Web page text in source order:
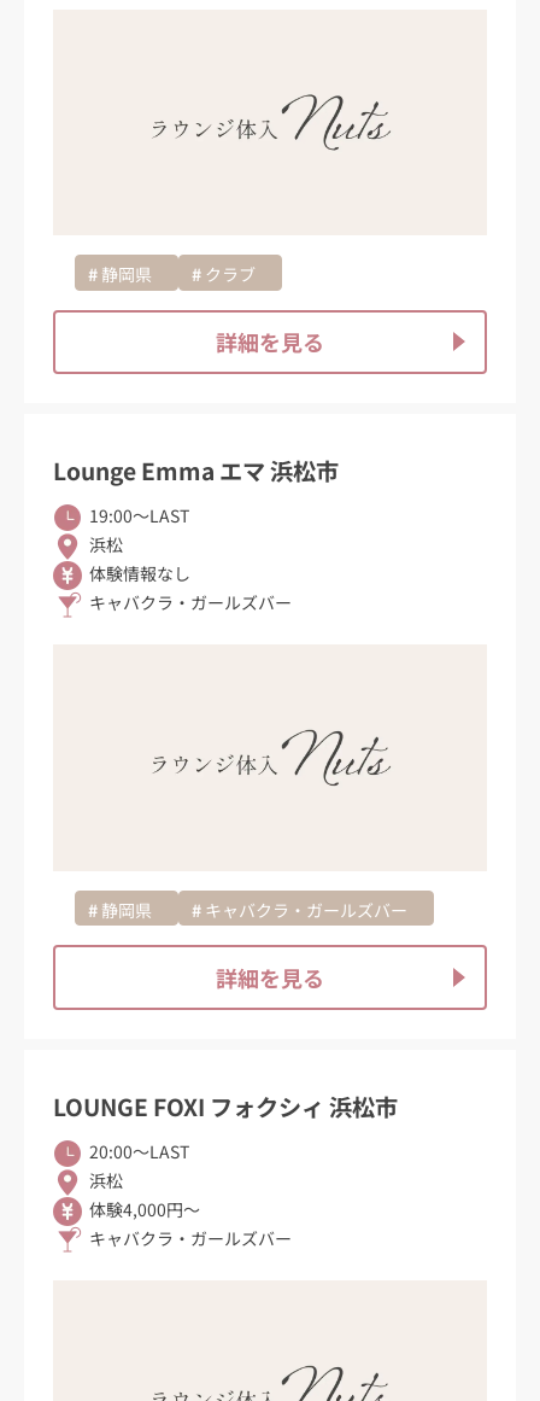
静岡県 クラブ
詳細を見る
Lounge Emma エマ 浜松市
19:00〜LAST
浜松
体験情報なし
キャバクラ・ガールズバー
静岡県 キャバクラ・ガールズバー
詳細を見る
LOUNGE FOXI フォクシィ 浜松市
20:00〜LAST
浜松
体験4,000円～
キャバクラ・ガールズバー